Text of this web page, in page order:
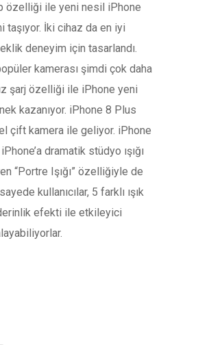
özelliği ile yeni nesil iPhone
taşıyor. İki cihaz da en iyi
deneyim için tasarlandı.
kamerası şimdi çok daha
şarj özelliği ile iPhone yeni
kazanıyor. iPhone 8 Plus
çift kamera ile geliyor. iPhone
dramatik stüdyo ışığı
“Portre Işığı” özelliğiyle de
kullanıcılar, 5 farklı ışık
efekti ile etkileyici